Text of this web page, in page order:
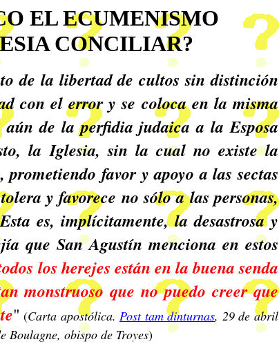
EL ECUMENISMO
CONCILIAR?
de la libertad de cultos sin distinción
con el error y se coloca en la misma
aún de la perfidia judaica a la Esposa
la Iglesia, sin la cual no existe la
favor y apoyo a las sectas
y favorece no sólo a las personas,
es, implícitamente, la desastrosa y
que San Agustín menciona en estos
los herejes están en la buena senda
monstruoso que no puedo creer que
" (Carta apostólica.Post tam dinturnas, 29 de abril
Boulagne, obispo de Troyes)